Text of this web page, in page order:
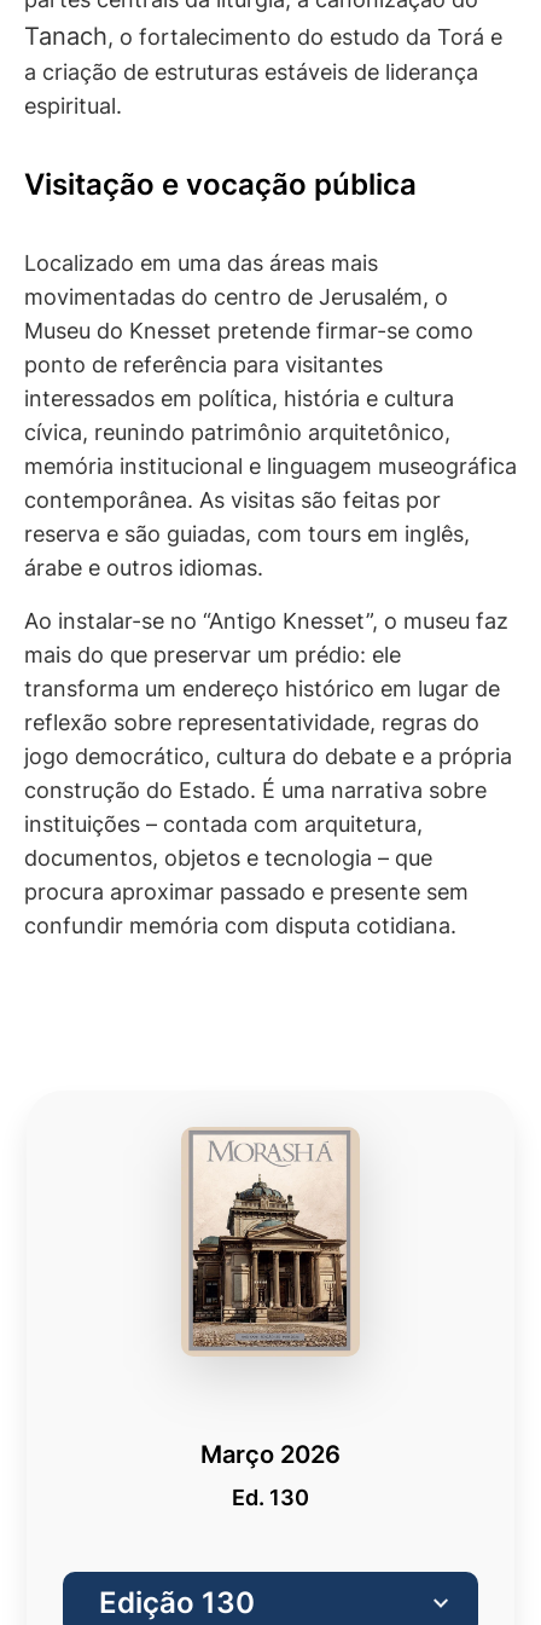
Tanach, o fortalecimento do estudo da Torá e
a criação de estruturas estáveis de liderança
espiritual.
Visitação e vocação pública
Localizado em uma das áreas mais
movimentadas do centro de Jerusalém, o
Museu do Knesset pretende firmar-se como
ponto de referência para visitantes
interessados em política, história e cultura
cívica, reunindo patrimônio arquitetônico,
memória institucional e linguagem museográfica
contemporânea. As visitas são feitas por
reserva e são guiadas, com tours em inglês,
árabe e outros idiomas.
Ao instalar-se no “Antigo Knesset”, o museu faz
mais do que preservar um prédio: ele
transforma um endereço histórico em lugar de
reflexão sobre representatividade, regras do
jogo democrático, cultura do debate e a própria
construção do Estado. É uma narrativa sobre
instituições – contada com arquitetura,
documentos, objetos e tecnologia – que
procura aproximar passado e presente sem
confundir memória com disputa cotidiana.
Março 2026
Ed. 130